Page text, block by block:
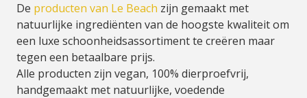
De producten van Le Beach zijn gemaakt met
natuurlijke ingrediënten van de hoogste kwaliteit om
een luxe schoonheidsassortiment te creëren maar
tegen een betaalbare prijs.
Alle producten zijn vegan, 100% dierproefvrij,
handgemaakt met natuurlijke, voedende